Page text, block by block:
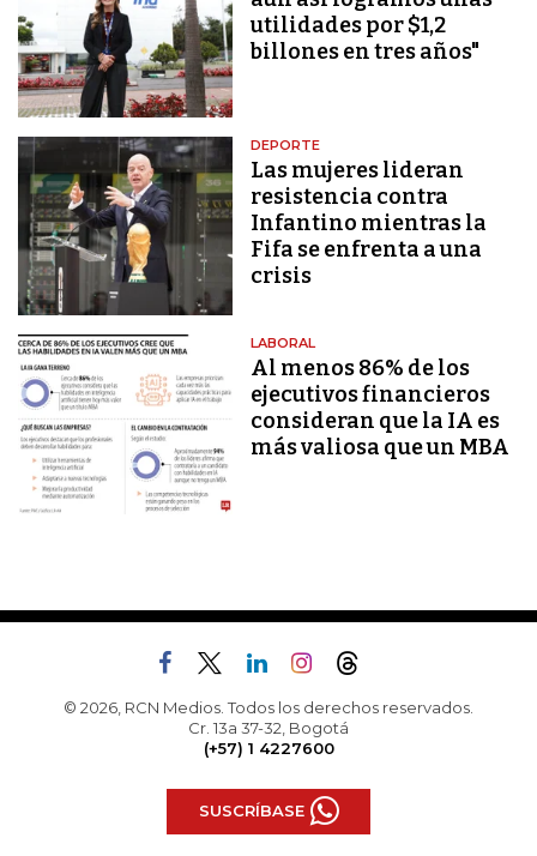
utilidades por $1,2
billones en tres años"
DEPORTE
Las mujeres lideran
resistencia contra
Infantino mientras la
Fifa se enfrenta a una
crisis
LABORAL
Al menos 86% de los
ejecutivos financieros
consideran que la IA es
más valiosa que un MBA
© 2026, RCN Medios. Todos los derechos reservados.
Cr. 13a 37-32, Bogotá
(+57) 1 4227600
SUSCRÍBASE